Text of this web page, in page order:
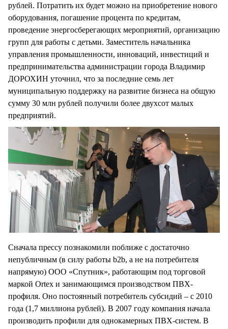
рублей. Потратить их будет можно на приобретение нового
оборудования, погашение процента по кредитам,
проведение энергосберегающих мероприятий, организацию
групп для работы с детьми. Заместитель начальника
управления промышленности, инноваций, инвестиций и
предпринимательства администрации города Владимир
ДОРОХИН уточнил, что за последние семь лет
муниципальную поддержку на развитие бизнеса на общую
сумму 30 млн рублей получили более двухсот малых
предприятий.
Сначала прессу познакомили поближе с достаточно
непубличным (в силу работы b2b, а не на потребителя
напрямую) ООО «Спутник», работающим под торговой
маркой Ortex и занимающимся производством ПВХ-
профиля. Оно постоянный потребитель субсидий – с 2010
года (1,7 миллиона рублей). В 2007 году компания начала
производить профили для однокамерных ПВХ-систем. В